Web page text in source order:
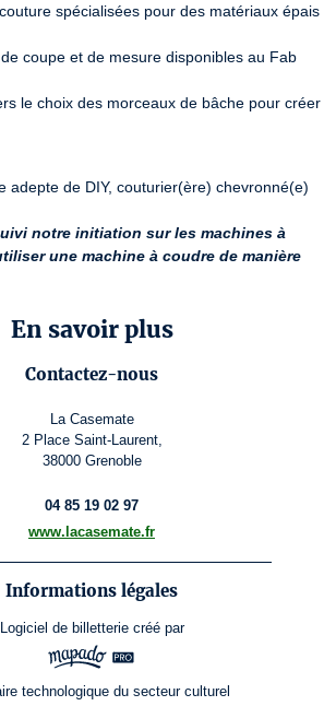
spécialisées pour des matériaux épais
coupe et de mesure disponibles au Fab
le choix des morceaux de bâche pour créer
adepte de DIY, couturier(ère) chevronné(e)
notre initiation sur les machines à
une machine à coudre de manière
En savoir plus
Contactez-nous
La Casemate
2 Place Saint-Laurent,
38000 Grenoble
04 85 19 02 97
www.lacasemate.fr
Informations légales
Logiciel de billetterie créé par
technologique du secteur culturel